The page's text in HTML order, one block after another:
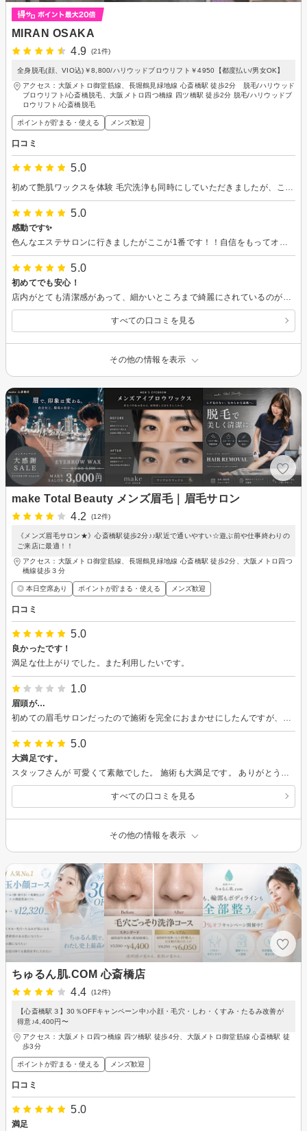
MIRAN OSAKA
4.9
(21件)
全身脱毛(顔、VIO込)￥8,800/ハリウッドブロウリフト￥4950【都度払い/男女OK】
アクセス：大阪メトロ御堂筋線、長堀鶴見緑地線 心斎橋駅 徒歩2分 脱毛/ハリウッド
ブロウリフト/心斎橋脱毛、大阪メトロ四つ橋線 四ツ橋駅 徒歩2分 脱毛/ハリウッドブ
ロウリフト/心斎橋脱毛
ポイントが貯まる・使える メンズ歓迎
口コミ
5.0
5.0
感動です✨
5.0
初めてでも安心！
すべての口コミを見る
その他の情報を表示
make Total Beauty メンズ眉毛｜眉毛サロン
4.2
(12件)
《メンズ眉毛サロン★》心斎橋駅徒歩2分♪♪駅近で通いやすい☆遊ぶ前や仕事終わりの
ご来店に最適！！
アクセス：大阪メトロ御堂筋線、長堀鶴見緑地線 心斎橋駅 徒歩2分、大阪メトロ四つ
橋線徒歩３分
◎ 本日空席あり ポイントが貯まる・使える メンズ歓迎
口コミ
5.0
良かったです！
満足な仕上がりでした。また利用したいです。
1.0
眉頭が…
5.0
大満足です。
すべての口コミを見る
その他の情報を表示
ちゅるん肌.COM 心斎橋店
4.4
(12件)
【心斎橋駅３】30％OFFキャンペーン中♪小顔・毛穴・しわ・くすみ・たるみ改善が
得意♪4,400円〜
アクセス：大阪メトロ四つ橋線 四ツ橋駅 徒歩4分、大阪メトロ御堂筋線 心斎橋駅 徒
歩3分
ポイントが貯まる・使える メンズ歓迎
口コミ
5.0
満足